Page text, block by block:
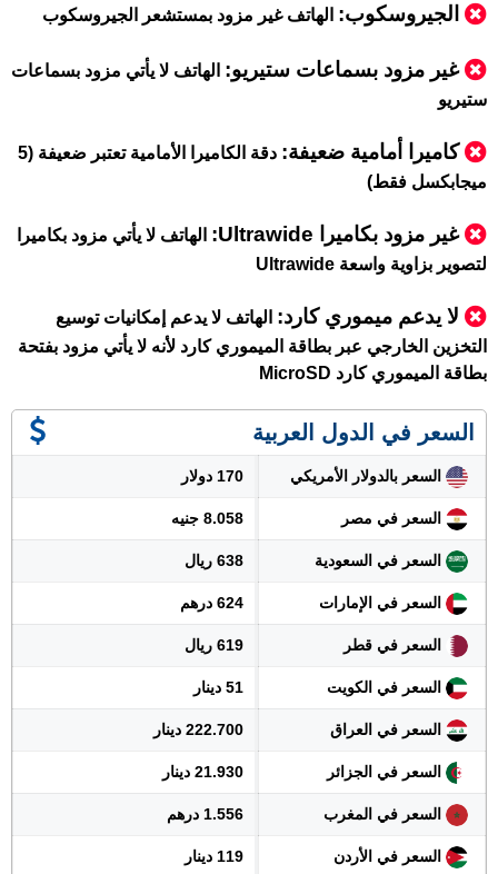
الجيروسكوب: الهاتف غير مزود بمستشعر الجيروسكوب
غير مزود بسماعات ستيريو: الهاتف لا يأتي مزود بسماعات
ستيريو
كاميرا أمامية ضعيفة:
دقة الكاميرا الأمامية تعتبر ضعيفة (5
ميجابكسل فقط)
غير مزود بكاميرا Ultrawide:
الهاتف لا يأتي مزود بكاميرا
لتصوير بزاوية واسعة Ultrawide
لا يدعم ميموري كارد: الهاتف لا يدعم إمكانيات توسيع
التخزين الخارجي عبر بطاقة الميموري كارد لأنه لا يأتي مزود بفتحة
بطاقة الميموري كارد MicroSD
السعر في الدول العربية
السعر بالدولار الأمريكي 170 دولار
السعر في مصر 8.058 جنيه
السعر في السعودية 638 ريال
السعر في الإمارات 624 درهم
السعر في قطر 619 ريال
السعر في الكويت 51 دينار
السعر في العراق 222.700 دينار
السعر في الجزائر 21.930 دينار
السعر في المغرب 1.556 درهم
السعر في الأردن 119 دينار